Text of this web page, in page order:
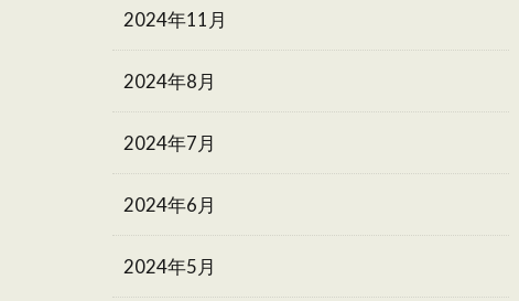
2024年11月
2024年8月
2024年7月
2024年6月
2024年5月